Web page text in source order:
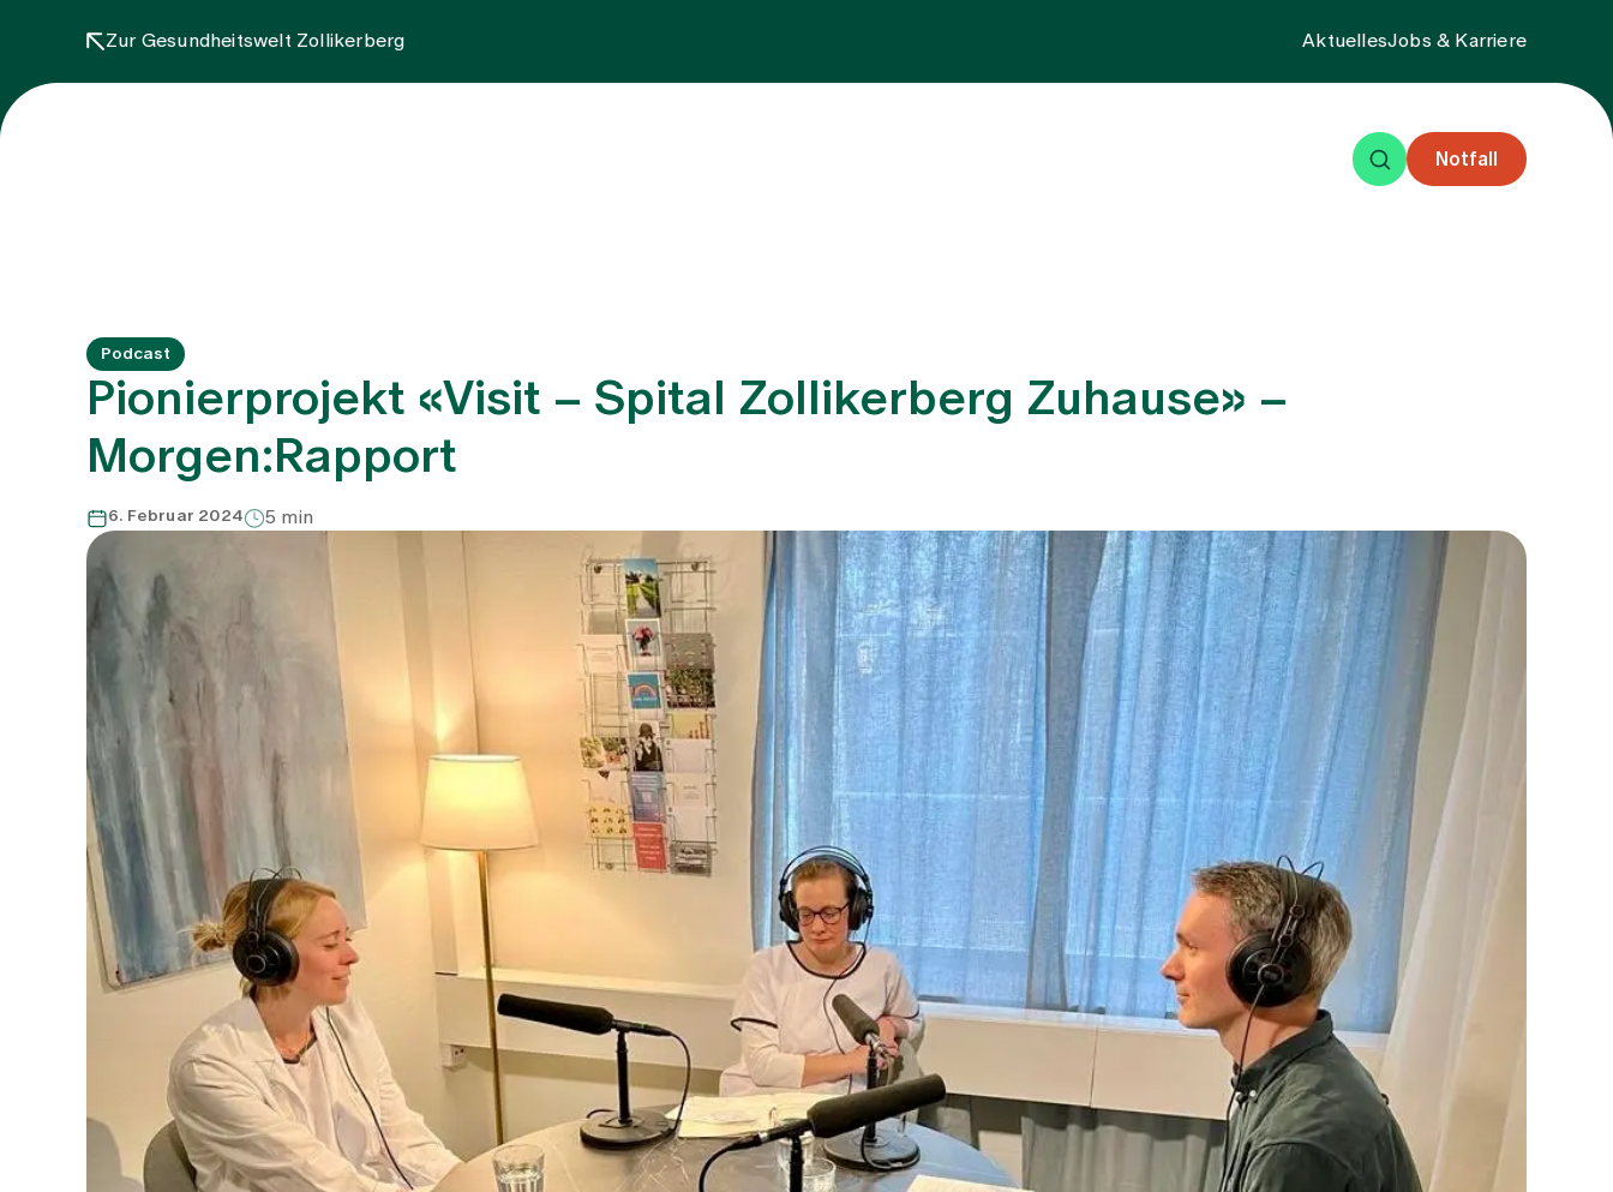
Zur Gesundheitswelt Zollikerberg AktuellesJobs & Karriere
Notfall
Podcast
Pionierprojekt «Visit – Spital Zollikerberg Zuhause» –
Morgen:Rapport
6. Februar 2024 5 min